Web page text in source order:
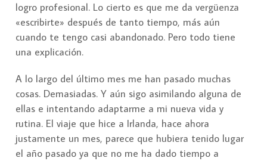
logro profesional. Lo cierto es que me da vergüenza
«escribirte» después de tanto tiempo, más aún
cuando te tengo casi abandonado. Pero todo tiene
una explicación.
A lo largo del último mes me han pasado muchas
cosas. Demasiadas. Y aún sigo asimilando alguna de
ellas e intentando adaptarme a mi nueva vida y
rutina. El viaje que hice a Irlanda, hace ahora
justamente un mes, parece que hubiera tenido lugar
el año pasado ya que no me ha dado tiempo a